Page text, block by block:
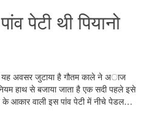
पेटी थी पियानो
अवसर जुटाया है गौतम काले ने अाज
हाथ से बजाया जाता है एक सदी पहले इसे
के आकार वाली इस पांव पेटी में नीचे पेडल…